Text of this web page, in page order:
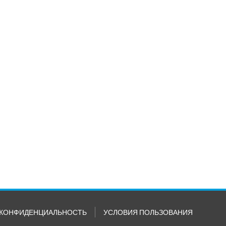
КОНФИДЕНЦИАЛЬНОСТЬ УСЛОВИЯ ПОЛЬЗОВАНИЯ